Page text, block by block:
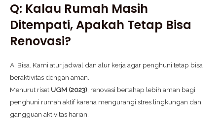
Q: Kalau Rumah Masih
Ditempati, Apakah Tetap Bisa
Renovasi?
A: Bisa. Kami atur jadwal dan alur kerja agar penghuni tetap bisa
beraktivitas dengan aman.
Menurut riset UGM (2023), renovasi bertahap lebih aman bagi
penghuni rumah aktif karena mengurangi stres lingkungan dan
gangguan aktivitas harian.